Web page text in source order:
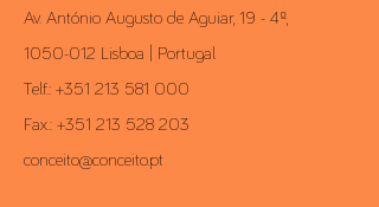
Av. António Augusto de Aguiar, 19 - 4º,
1050-012 Lisboa | Portugal
Telf.: +351 213 581 000
Fax.: +351 213 528 203
conceito@conceito.pt